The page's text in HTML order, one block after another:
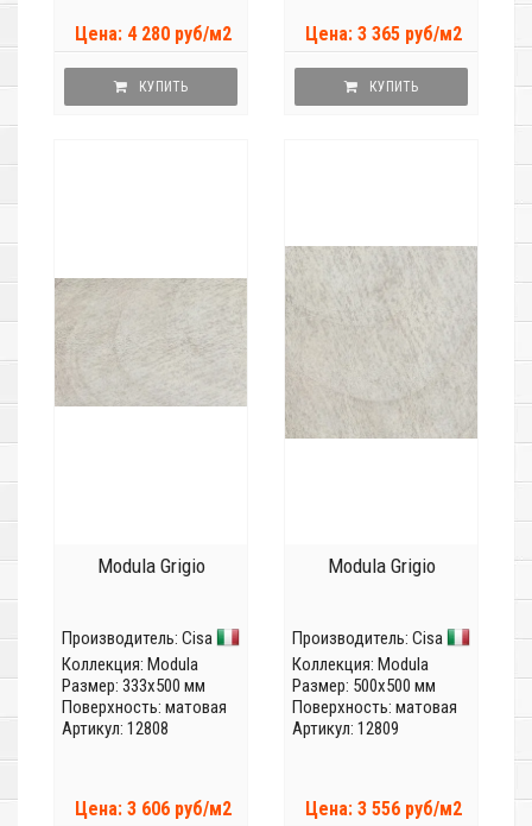
Цена: 4 280 руб/м2
КУПИТЬ
Цена: 3 365 руб/м2
КУПИТЬ
Modula Grigio
Производитель: Cisa
Коллекция: Modula
Размер: 333x500 мм
Поверхность: матовая
Артикул: 12808
Цена: 3 606 руб/м2
Modula Grigio
Производитель: Cisa
Коллекция: Modula
Размер: 500x500 мм
Поверхность: матовая
Артикул: 12809
Цена: 3 556 руб/м2